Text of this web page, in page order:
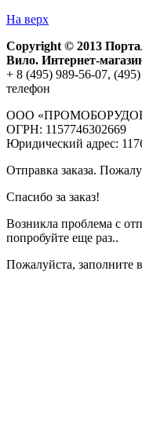
На верх
Copyright © 2013
Вило. Интернет-
+ 8 (495) 989-56-07,
телефон
ООО
ОГРН: 1157746302669
Юридический адрес:
Отправка заказа.
Спасибо за заказ!
Возникла проблема с
попробуйте еще раз..
Пожалуйста, заполните